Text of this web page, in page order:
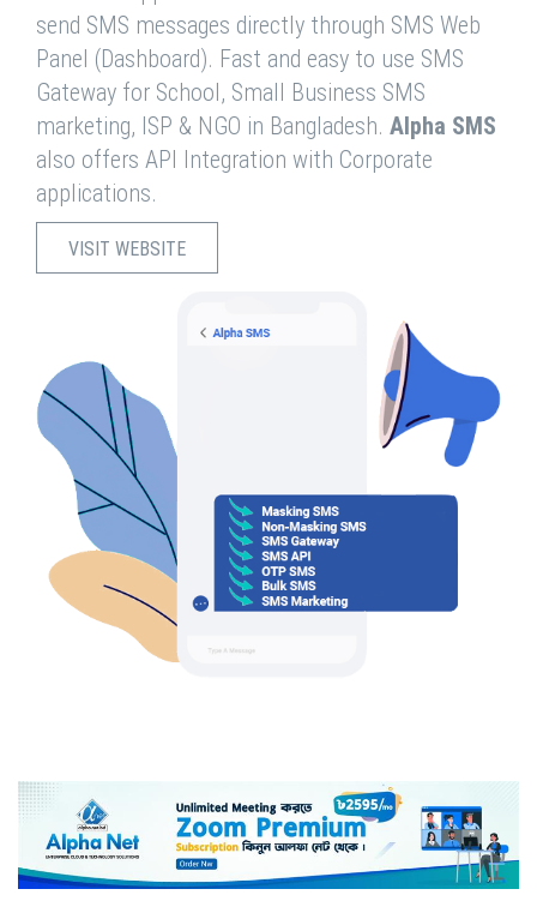
send SMS messages directly through SMS Web
Panel (Dashboard). Fast and easy to use SMS
Gateway for School, Small Business SMS
marketing, ISP & NGO in Bangladesh. Alpha SMS
also offers API Integration with Corporate
applications.
VISIT WEBSITE